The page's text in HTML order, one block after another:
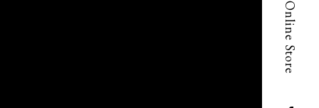
Online Store